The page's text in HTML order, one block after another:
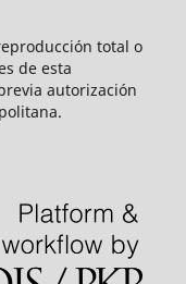
total o
de esta
autorización